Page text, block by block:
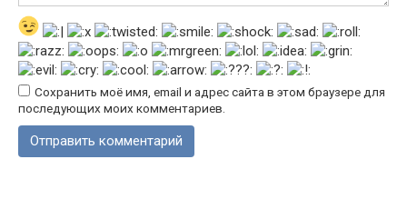
Сохранить моё имя, email и адрес сайта в этом браузере для
последующих моих комментариев.